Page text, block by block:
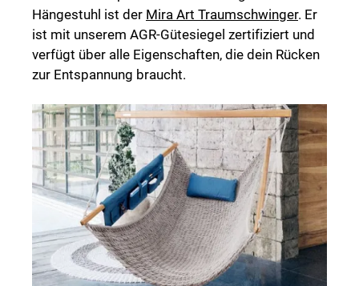
Hängestuhl ist der Mira Art Traumschwinger. Er
ist mit unserem AGR-Gütesiegel zertifiziert und
verfügt über alle Eigenschaften, die dein Rücken
zur Entspannung braucht.